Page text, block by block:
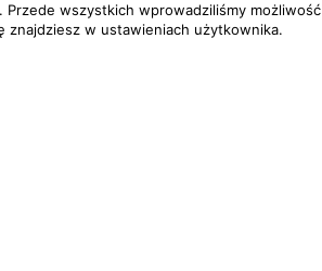
Przede wszystkich wprowadziliśmy możliwość
znajdziesz w ustawieniach użytkownika.